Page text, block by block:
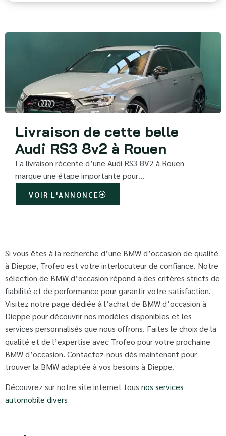
Livraison de cette belle
Audi RS3 8v2 à Rouen
La livraison récente d’une Audi RS3 8V2 à Rouen
marque une étape importante pour…
VOIR L'ANNONCE
Si vous êtes à la recherche d’une BMW d’occasion de qualité
à Dieppe, Trofeo est votre interlocuteur de confiance. Notre
sélection de BMW d’occasion répond à des critères stricts de
fiabilité et de performance pour garantir votre satisfaction.
Visitez notre page dédiée à l’achat de BMW d’occasion à
Dieppe pour découvrir nos modèles disponibles et les
services personnalisés que nous offrons. Faites le choix de la
qualité et de l’expertise avec Trofeo pour votre prochaine
BMW d’occasion. Contactez-nous dès maintenant pour
trouver la BMW adaptée à vos besoins à Dieppe.
Découvrez sur notre site internet tous nos services
automobile divers